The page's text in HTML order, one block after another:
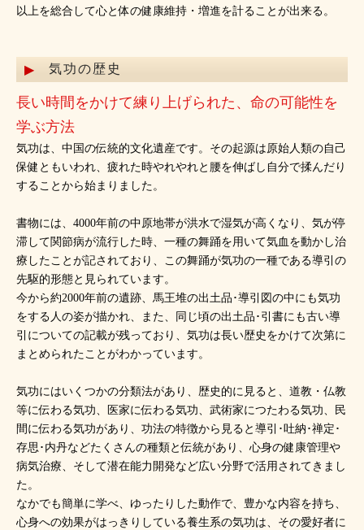
以上を総合して心と体の健康維持・増進を計ることが出来る。
気功の歴史
長い時間をかけて練り上げられた、命の可能性を
学ぶ方法
気功は、中国の伝統的文化遺産です。その起源は原始人類の自己
保健ともいわれ、疲れた時やれやれと腰を伸ばし自分で揉んだり
することから始まりました。
書物には、4000年前の中原地帯が洪水で湿気が高くなり、気が停
滞して関節病が流行した時、一種の舞踊を用いて気血を動かし治
療したことが記されており、この舞踊が気功の一種である導引の
先駆的形態と見られています。
今から約2000年前の遺跡、馬王堆の出土品･導引図の中にも気功
をする人の姿が描かれ、また、同じ頃の出土品･引書にも古い導
引についての記載が残っており、気功は長い歴史をかけて次第に
まとめられたことがわかっています。
気功にはいくつかの分類法があり、歴史的に見ると、道教・仏教
等に伝わる気功、医家に伝わる気功、武術家につたわる気功、民
間に伝わる気功があり、功法の特徴から見ると導引･吐納･禅定･
存思･内丹などたくさんの種類と伝統があり、心身の健康管理や
病気治療、そして潜在能力開発など広い分野で活用されてきまし
た。
なかでも簡単に学べ、ゆったりした動作で、豊かな内容を持ち、
心身への効果がはっきりしている養生系の気功は、その愛好者に